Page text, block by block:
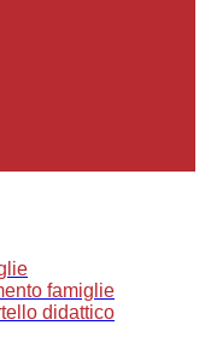
famiglie
didattico